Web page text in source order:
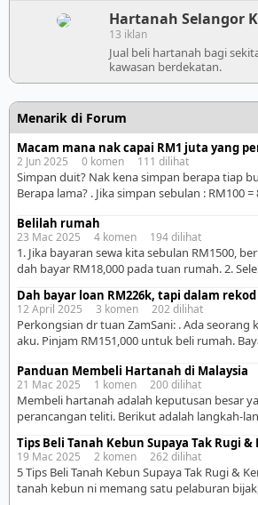
Hartanah Selangor
13 iklan
Jual beli hartanah bagi
kawasan berdekatan.
Menarik di Forum
Macam mana nak capai RM1 juta yang
2 Jun 2025 0 komen 111 dilihat
Simpan duit? Nak kena simpan berapa tiap
Berapa lama? . Jika simpan sebulan : RM100 =
= 42 tahun RM3,000 = 30 tahun RM5,000 = 17
RM10,000 = 8 tahun RM15,000 = 5 tahun
tahun . Weh, even korang […]
Belilah rumah
23 Mac 2025 4 komen 194 dilihat
1. Jika bayaran sewa kita sebulan RM1500,
dah bayar RM18,000 pada tuan rumah. 2.
RM90,000 sahaja! 3. Jika kita belum ada apa
saya. Setidaknya ada 10% jumlah simpanan
nak beli. Jika tiada? 4. […]
Dah bayar loan RM226k, tapi dalam
12 April 2025 3 komen 202 dilihat
Perkongsian dr tuan ZamSani: . Ada seorang
aku. Pinjam RM151,000 untuk beli rumah.
195 bulan. Tapi bila semak semula, baki
RM134,858.88. Maksudnya, selepas bayar
RM226,200, hutang baru susut sekitar
Sekali dengar, macam mustahil. Tapi bila aku
pakej loan […]
Panduan Membeli Hartanah di Malaysia
21 Mac 2025 1 komen 200 dilihat
Membeli hartanah adalah keputusan besar
perancangan teliti. Berikut adalah langkah-
Matlamat dan Bajet ✅ Tujuan Pembelian –
untuk duduk sendiri, pelaburan, atau sewa?
kemampuan kewangan anda dengan
simpanan, dan komitmen bulanan. ✅ […]
Tips Beli Tanah Kebun Supaya Tak Rugi &
19 Mac 2025 2 komen 262 dilihat
5 Tips Beli Tanah Kebun Supaya Tak Rugi &
tanah kebun ni memang satu pelaburan